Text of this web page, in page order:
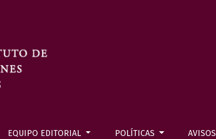
EQUIPO EDITORIAL POLÍTICAS AVISOS